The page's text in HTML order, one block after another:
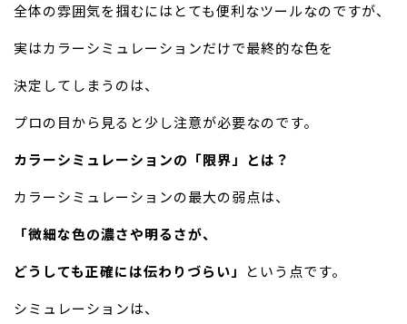
全体の雰囲気を掴むにはとても便利なツールなのですが、
実はカラーシミュレーションだけで最終的な色を
決定してしまうのは、
プロの目から見ると少し注意が必要なのです。
カラーシミュレーションの「限界」とは？
カラーシミュレーションの最大の弱点は、
「微細な色の濃さや明るさが、
どうしても正確には伝わりづらい」
という点です。
シミュレーションは、